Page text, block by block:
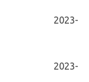
2023-
2023-